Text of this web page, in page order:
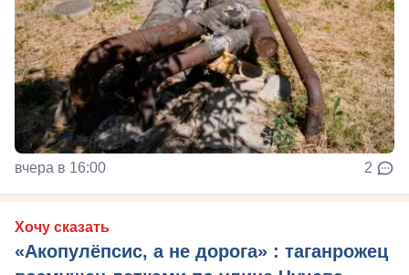
вчера в 16:00 2
Хочу сказать
«Акопулёпсис, а не дорога» : таганрожец